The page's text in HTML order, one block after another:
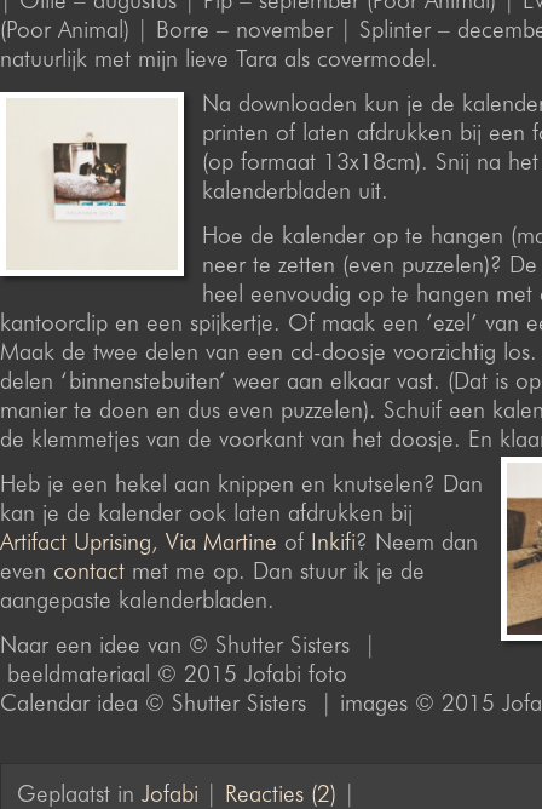
(Poor Animal) | Borre – november | Splinter –
natuurlijk met mijn lieve Tara als covermodel.
Na downloaden kun je de
printen of laten afdrukken bij een
(op formaat 13x18cm). Snij na
kalenderbladen uit.
Hoe de kalender op te hangen
neer te zetten (even puzzelen)?
heel eenvoudig op te hangen met
kantoorclip en een spijkertje. Of maak een ‘ezel’ van
Maak de twee delen van een cd-doosje voorzichtig los.
delen ‘binnenstebuiten’ weer aan elkaar vast. (Dat is
manier te doen en dus even puzzelen). Schuif een
de klemmetjes van de voorkant van het doosje. En
Heb je een hekel aan knippen en knutselen? Dan
kan je de kalender ook laten afdrukken bij
Artifact Uprising, Via Martine of Inkifi? Neem dan
even contact met me op. Dan stuur ik je de
aangepaste kalenderbladen.
Naar een idee van © Shutter Sisters |
beeldmateriaal © 2015 Jofabi foto
Calendar idea © Shutter Sisters | images © 2015
Geplaatst in Jofabi Reacties (2)